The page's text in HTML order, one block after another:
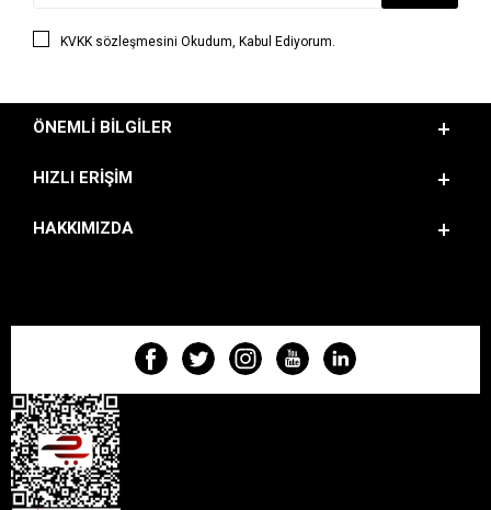
KVKK sözleşmesini Okudum, Kabul Ediyorum.
ÖNEMLI BILGILER
HIZLI ERIŞIM
HAKKIMIZDA